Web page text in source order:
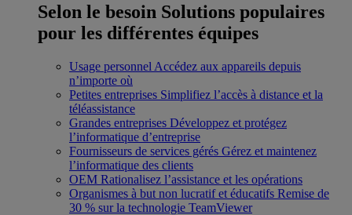
Selon le besoin Solutions populaires
pour les différentes équipes
Usage personnel Accédez aux appareils depuis
n’importe où
Petites entreprises Simplifiez l’accès à distance et la
téléassistance
Grandes entreprises Développez et protégez
l’informatique d’entreprise
Fournisseurs de services gérés Gérez et maintenez
l’informatique des clients
OEM Rationalisez l’assistance et les opérations
Organismes à but non lucratif et éducatifs Remise de
30 % sur la technologie TeamViewer